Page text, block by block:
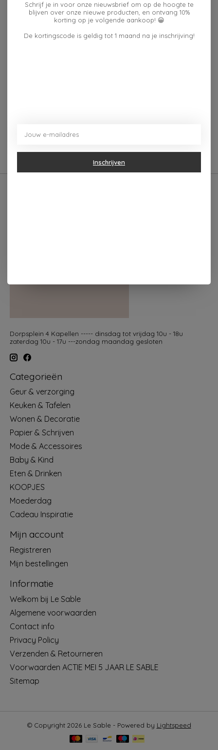
Plaats bestelling
Toevoegen om te vergelijken
deze prachtige glazen kandelaar
Dorpsplein 4 Kapellen ----- dinsdag tot vrijdag 10u - 18u
zaterdag 10u - 17u ---zondag maandag gesloten
Categorieën
Geur & verzorging
Keuken & Tafelen
Wonen & Decoratie
Papier & Schrijven
Mode & Accessoires
Baby & Kind
Eten & Drinken
KOOPJES
Moederdag
Cadeau Inspiratie
Mijn account
Registreren
Mijn bestellingen
Informatie
Welkom bij Le Sable
Algemene voorwaarden
Contact info
Privacy Policy
Verzenden & Retourneren
Voorwaarden ACTIE MEI 5 JAAR LE SABLE
Sitemap
© Copyright 2026 Le Sable - Powered by Lightspeed
Schrijf je in voor onze nieuwsbrief om op de hoogte te
blijven over onze nieuwe producten, en ontvang 10%
korting op je volgende aankoop! 😀
De kortingscode is geldig tot 1 maand na je inschrijving!
Inschrijven